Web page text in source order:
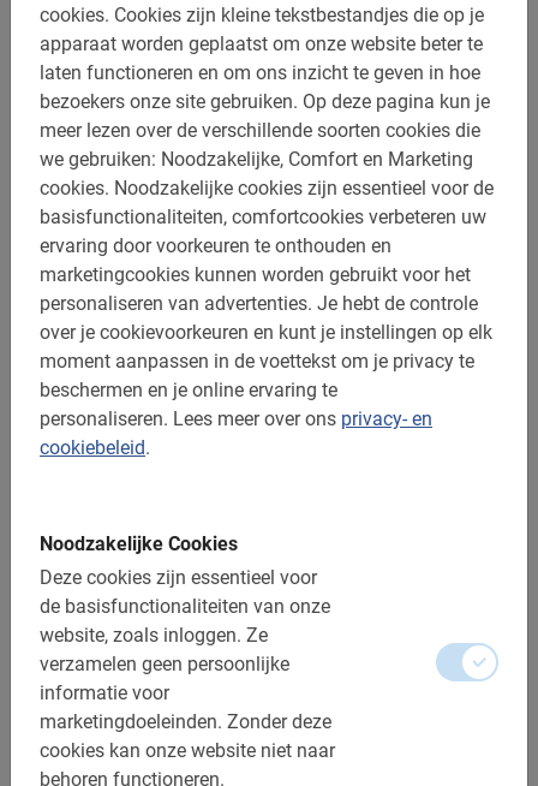
cookies. Cookies zijn kleine tekstbestandjes die op je
apparaat worden geplaatst om onze website beter te
laten functioneren en om ons inzicht te geven in hoe
bezoekers onze site gebruiken. Op deze pagina kun je
meer lezen over de verschillende soorten cookies die
we gebruiken: Noodzakelijke, Comfort en Marketing
cookies. Noodzakelijke cookies zijn essentieel voor de
basisfunctionaliteiten, comfortcookies verbeteren uw
ervaring door voorkeuren te onthouden en
marketingcookies kunnen worden gebruikt voor het
personaliseren van advertenties. Je hebt de controle
over je cookievoorkeuren en kunt je instellingen op elk
moment aanpassen in de voettekst om je privacy te
beschermen en je online ervaring te
personaliseren. Lees meer over ons privacy- en
cookiebeleid.
Noodzakelijke Cookies
Deze cookies zijn essentieel voor
de basisfunctionaliteiten van onze
website, zoals inloggen. Ze
verzamelen geen persoonlijke
informatie voor
marketingdoeleinden. Zonder deze
cookies kan onze website niet naar
behoren functioneren.
n.v.t.
Fietsen huren in Lecce
Verken deze prachtige Italiaanse stad op eigen houtje.
Huur fietsen tegen voordelige tarieven en geniet van al het
V.a. € 15,-
Heel goed 5.0
Dit is wat onze klanten leuk vinden